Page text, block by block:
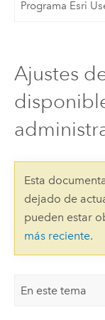
Programa Esri
Ajustes
Esta
dejado de
pueden estar
más reciente.
En este tema